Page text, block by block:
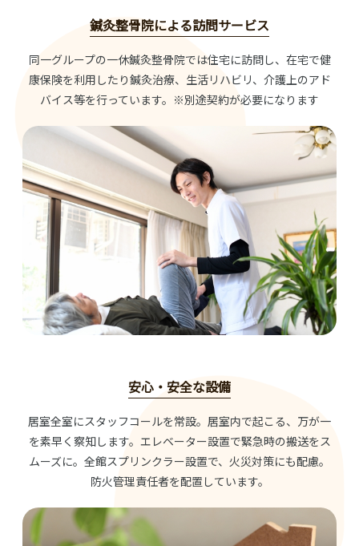
鍼灸整骨院による訪問サービス
同一グループの一休鍼灸整骨院では住宅に訪問し、在宅で健
康保険を利用したり鍼灸治療、生活リハビリ、介護上のアド
バイス等を行っています。※別途契約が必要になります
安心・安全な設備
居室全室にスタッフコールを常設。居室内で起こる、万が一
を素早く察知します。エレベーター設置で緊急時の搬送をス
ムーズに。全館スプリンクラー設置で、火災対策にも配慮。
防火管理責任者を配置しています。